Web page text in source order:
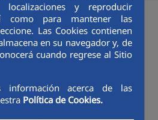
localizaciones y reproducir
como para mantener las
Las Cookies contienen
en su navegador y, de
cuando regrese al Sitio
información acerca de las
Política de Cookies.
Sarasota
a FCC
Ambiente
por 750